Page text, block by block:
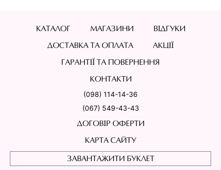
КАТАЛОГ МАГАЗИНИ ВІДГУКИ
ДОСТАВКА ТА ОПЛАТА АКЦІЇ
ГАРАНТІЇ ТА ПОВЕРНЕННЯ
КОНТАКТИ
(098) 114-14-36
(067) 549-43-43
ДОГОВІР ОФЕРТИ
КАРТА САЙТУ
ЗАВАНТАЖИТИ БУКЛЕТ